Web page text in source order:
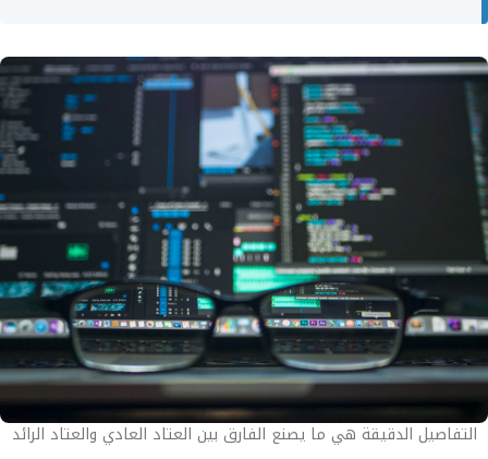
التفاصيل الدقيقة هي ما يصنع الفارق بين العتاد العادي والعتاد الرائد